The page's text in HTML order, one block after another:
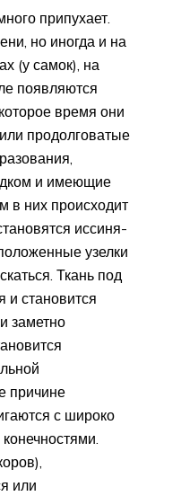
припухает.
но иногда и на
(у самок), на
появляются
время они
продолговатые
и имеющие
в них происходит
иссиня-
узелки
Ткань под
и становится
заметно
причине
с широко
или